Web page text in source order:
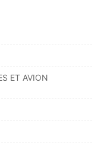
ET AVION